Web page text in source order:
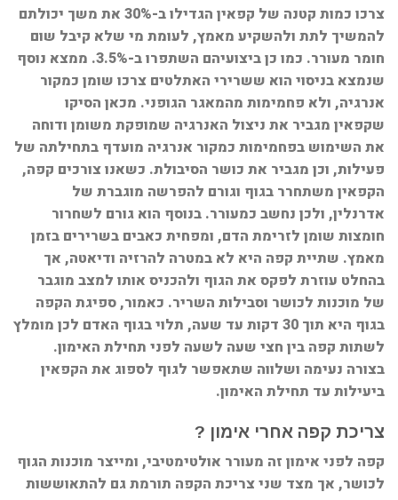
צרכו כמות קטנה של קפאין הגדילו ב-30% את משך יכולתם
להמשיך לתת ולהשקיע מאמץ, לעומת מי שלא קיבל שום
חומר מעורר. כמו כן ביצועיהם השתפרו ב-3.5%. ממצא נוסף
שנמצא בניסוי הוא ששרירי האתלטים צרכו שומן כמקור
אנרגיה, ולא פחמימות מהמאגר הגופני. מכאן הסיקו
שקפאין מגביר את ניצול האנרגיה שמופקת משומן ודוחה
את השימוש בפחמימות כמקור אנרגיה מועדף בתחילתה של
פעילות, וכן מגביר את כושר הסיבולת. כשאנו צורכים קפה,
הקפאין משתחרר בגוף וגורם להפרשה מוגברת של
אדרנלין, ולכן נחשב כמעורר. בנוסף הוא גורם לשחרור
חומצות שומן לזרימת הדם, ומפחית כאבים בשרירים בזמן
מאמץ. שתיית קפה היא לא במטרה להרזיה ודיאטה, אך
בהחלט עוזרת לפקס את הגוף ולהכניס אותו למצב מוגבר
של מוכנות לכושר וסבילות השריר. כאמור, ספיגת הקפה
בגוף היא תוך 30 דקות עד שעה, תלוי בגוף האדם לכן מומלץ
לשתות קפה בין חצי שעה לשעה לפני תחילת האימון.
בצורה נעימה ושלווה שתאפשר לגוף לספוג את הקפאין
ביעילות עד תחילת האימון.
צריכת קפה אחרי אימון ?
קפה לפני אימון זה מעורר אולטימטיבי, ומייצר מוכנות הגוף
לכושר, אך מצד שני צריכת הקפה תורמת גם להתאוששות